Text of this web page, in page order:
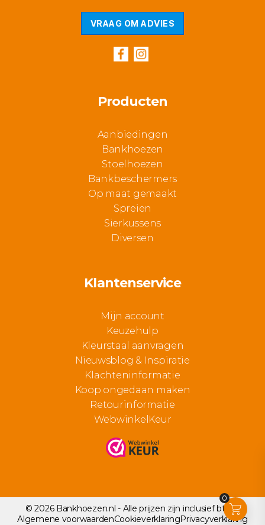
0
VRAAG OM ADVIES
Producten
Aanbiedingen
Bankhoezen
Stoelhoezen
Bankbeschermers
Op maat gemaakt
Spreien
Sierkussens
Diversen
Klantenservice
Mijn account
Keuzehulp
Kleurstaal aanvragen
Nieuwsblog & Inspiratie
Klachteninformatie
Koop ongedaan maken
Retourinformatie
WebwinkelKeur
© 2026 Bankhoezen.nl - Alle prijzen zijn inclusief btw.
Algemene voorwaardenCookieverklaringPrivacyverklaring